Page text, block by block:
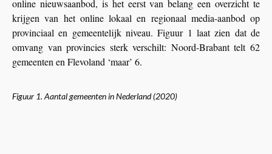
online nieuwsaanbod, is het eerst van belang een overzicht te
krijgen van het online lokaal en regionaal media-aanbod op
provinciaal en gemeentelijk niveau. Figuur 1 laat zien dat de
omvang van provincies sterk verschilt: Noord-Brabant telt 62
gemeenten en Flevoland ‘maar’ 6.
Figuur 1. Aantal gemeenten in Nederland (2020)